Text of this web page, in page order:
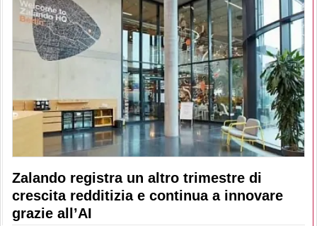
Zalando registra un altro trimestre di
crescita redditizia e continua a innovare
grazie all’AI